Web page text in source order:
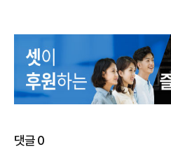
댓글0